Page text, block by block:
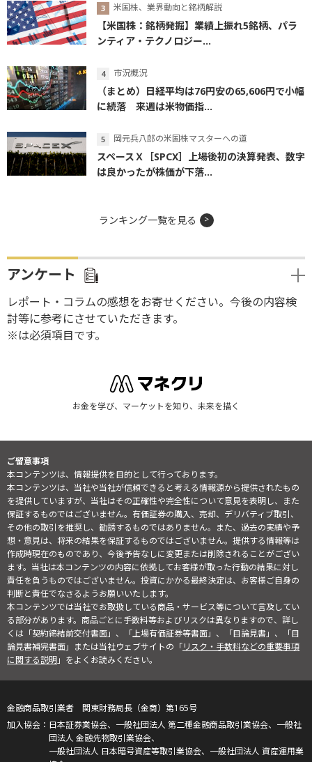
米国株、業界動向と銘柄解説
【米国株：銘柄発掘】業績上振れ5銘柄、パラ
ンティア・テクノロジー...
市況概況
（まとめ）日経平均は76円安の65,606円で小幅
に続落 来週は米物価指...
岡元兵八郎の米国株マスターへの道
スペースＸ［SPCX］上場後初の決算発表、数字
は良かったが株価が下落...
ランキング一覧を見る
アンケート
レポート・コラムの感想をお寄せください。今後の内容検
討等に参考にさせていただきます。
※は必須項目です。
お金を学び、マーケットを知り、未来を描く
ご留意事項
本コンテンツは、情報提供を目的として行っております。
本コンテンツは、当社や当社が信頼できると考える情報源から提供されたもの
を提供していますが、当社はその正確性や完全性について意見を表明し、また
保証するものではございません。有価証券の購入、売却、デリバティブ取引、
その他の取引を推奨し、勧誘するものではありません。また、過去の実績や予
想・意見は、将来の結果を保証するものではございません。提供する情報等は
作成時現在のものであり、今後予告なしに変更または削除されることがござい
ます。当社は本コンテンツの内容に依拠してお客様が取った行動の結果に対し
責任を負うものではございません。投資にかかる最終決定は、お客様ご自身の
判断と責任でなさるようお願いいたします。
本コンテンツでは当社でお取扱している商品・サービス等について言及してい
る部分があります。商品ごとに手数料等およびリスクは異なりますので、詳し
くは「契約締結前交付書面」、「上場有価証券等書面」、「目論見書」、「目
論見書補完書面」または当社ウェブサイトの「リスク・手数料などの重要事項
に関する説明」をよくお読みください。
金融商品取引業者 関東財務局長（金商）第165号
日本証券業協会、一般社団法人 第二種金融商品取引業協会、一般社
団法人 金融先物取引業協会、
一般社団法人 日本暗号資産等取引業協会、一般社団法人 資産運用業